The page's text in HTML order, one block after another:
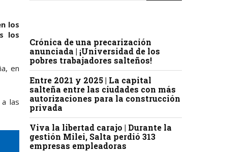
los
los
en
las
Crónica de una precarización
anunciada | ¡Universidad de los
pobres trabajadores salteños!
Entre 2021 y 2025 | La capital
salteña entre las ciudades con más
autorizaciones para la construcción
privada
Viva la libertad carajo | Durante la
gestión Milei, Salta perdió 313
empresas empleadoras